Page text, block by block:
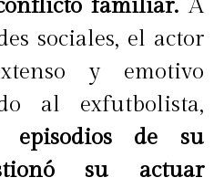
familiar. A
sociales, el actor
y emotivo
al exfutbolista,
episodios de su
su actuar